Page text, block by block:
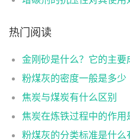
热门阅读
金刚砂是什么？它的主要
粉煤灰的密度一般是多少
焦炭与煤炭有什么区别
焦炭在炼铁过程中的作用
粉煤灰的分类标准是什么